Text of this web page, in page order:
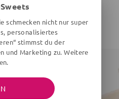
MARKE
schmecken nicht nur super
personalisiertes
stimmst du der
und Marketing zu. Weitere